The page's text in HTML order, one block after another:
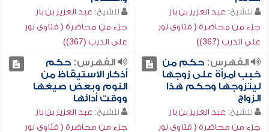
للشيخ: عبد العزيز بن باز
جزء من محاضرة ( فتاوى نور
على الدرب (367))
للشيخ: عبد العزيز بن باز
جزء من محاضرة ( فتاوى نور
على الدرب (367))
الفهرس:حكم من
خبب امرأة على زوجها
ليتزوجها وحكم هذا
الزواج
للشيخ: عبد العزيز بن باز
جزء من محاضرة ( فتاوى نور
الفهرس:حكم
أذكار الاستيقاظ من
النوم وبعض صيغها
ووقت أدائها
للشيخ: عبد العزيز بن باز
جزء من محاضرة ( فتاوى نور